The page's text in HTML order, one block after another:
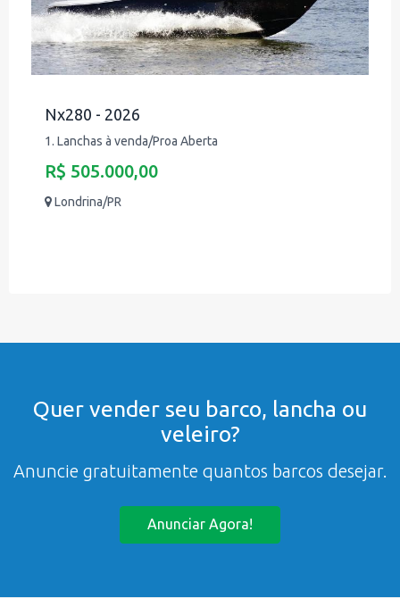
Nx280 - 2026
1. Lanchas à venda/Proa Aberta
R$ 505.000,00
Londrina/PR
Quer vender seu barco, lancha ou
veleiro?
Anuncie gratuitamente quantos barcos desejar.
Anunciar Agora!